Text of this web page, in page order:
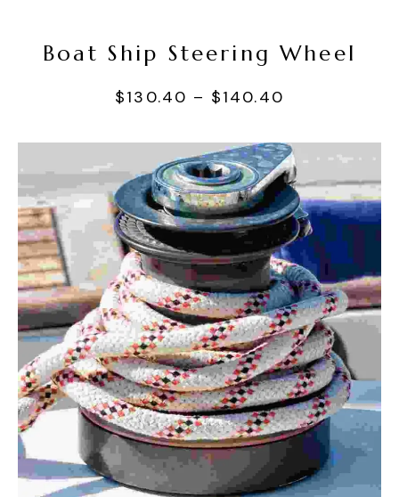
Boat Ship Steering Wheel
$130.40 – $140.40
Seçenekler